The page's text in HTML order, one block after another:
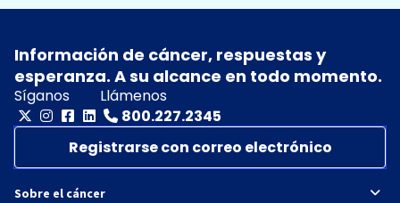
Información de cáncer, respuestas y
esperanza. A su alcance en todo momento.
Síganos
Llámenos
800.227.2345
Registrarse con correo electrónico
Sobre el cáncer